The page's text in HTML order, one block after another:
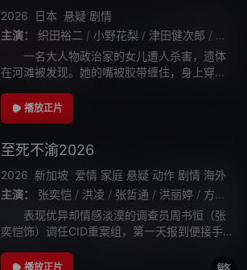
2026 日本 悬疑 剧情
主演：
织田裕二 / 小野花梨 / 津田健次郎 / 明日
一名大人物政治家的女儿遭人杀害，遗体
在河滩被发现。她的嘴被胶带缠住，身上穿着
作案手法，与三年前“本应已经死去”的连环杀
人犯马饲野隆一极为相似。鉴识课的中津川
播放正片
至死不渝2026
2026 新加坡 爱情 家庭 悬疑 动作 剧情 海外
主演：
张奕恺 / 洪凌 / 张哲通 / 洪丽婷 / 方展发
表现优异却情感淡漠的调查员周书恒（张
奕恺饰）调任CID重案组，第一天报到便接手
霍建宇62刀，却始终拒绝透露犯案动机。这宗
播放正片